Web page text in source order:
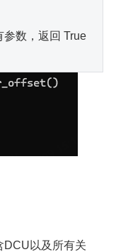
数，返回 True
DCU以及所有关